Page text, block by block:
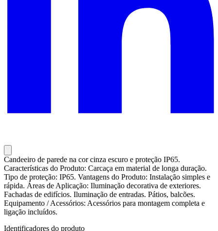
Candeeiro de parede na cor cinza escuro e proteção IP65.
Características do Produto: Carcaça em material de longa duração.
Tipo de proteção: IP65. Vantagens do Produto: Instalação simples e
rápida. Áreas de Aplicação: Iluminação decorativa de exteriores.
Fachadas de edifícios. Iluminação de entradas. Pátios, balcões.
Equipamento / Acessórios: Acessórios para montagem completa e
ligação incluídos.
Identificadores do produto